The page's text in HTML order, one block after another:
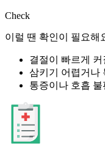
Check
이럴 땐 확인이 필요해
결절이 빠르게 커
삼키기 어렵거나
통증이나 호흡 불